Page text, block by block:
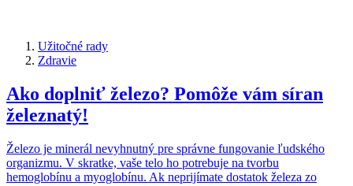
Užitočné rady
Zdravie
Ako doplniť železo? Pomôže vám síran
železnatý!
Železo je minerál nevyhnutný pre správne fungovanie ľudského
organizmu. V skratke, vaše telo ho potrebuje na tvorbu
hemoglobínu a myoglobínu. Ak neprijímate dostatok železa zo